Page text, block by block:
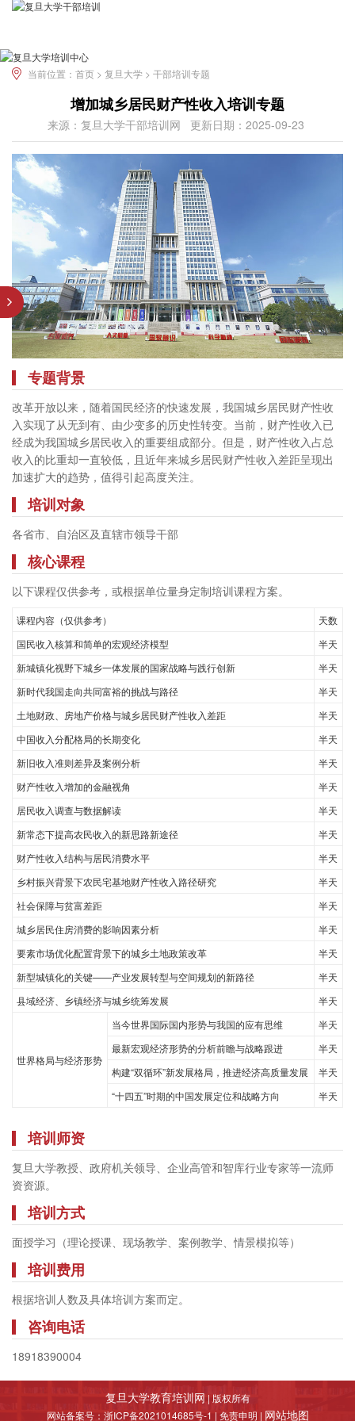
当前位置： 首页 > 复旦大学 > 干部培训专题
增加城乡居民财产性收入培训专题
来源：复旦大学干部培训网 更新日期：2025-09-23
专题背景
改革开放以来，随着国民经济的快速发展，我国城乡居民财产性收
入实现了从无到有、由少变多的历史性转变。当前，财产性收入已
经成为我国城乡居民收入的重要组成部分。但是，财产性收入占总
收入的比重却一直较低，且近年来城乡居民财产性收入差距呈现出
加速扩大的趋势，值得引起高度关注。
培训对象
各省市、自治区及直辖市领导干部
核心课程
以下课程仅供参考，或根据单位量身定制培训课程方案。
课程内容（仅供参考）
天数
国民收入核算和简单的宏观经济模型
半天
新城镇化视野下城乡一体发展的国家战略与践行创新
半天
新时代我国走向共同富裕的挑战与路径
半天
土地财政、房地产价格与城乡居民财产性收入差距
半天
中国收入分配格局的长期变化
半天
新旧收入准则差异及案例分析
半天
财产性收入增加的金融视角
半天
居民收入调查与数据解读
半天
新常态下提高农民收入的新思路新途径
半天
财产性收入结构与居民消费水平
半天
乡村振兴背景下农民宅基地财产性收入路径研究
半天
社会保障与贫富差距
半天
城乡居民住房消费的影响因素分析
半天
要素市场优化配置背景下的城乡土地政策改革
半天
新型城镇化的关键——产业发展转型与空间规划的新路径
半天
县域经济、乡镇经济与城乡统筹发展
半天
世界格局与经济形势
当今世界国际国内形势与我国的应有思维
半天
最新宏观经济形势的分析前瞻与战略跟进
半天
构建“双循环”新发展格局，推进经济高质量发展
半天
“十四五”时期的中国发展定位和战略方向
半天
培训师资
复旦大学教授、政府机关领导、企业高管和智库行业专家等一流师
资资源。
培训方式
面授学习（理论授课、现场教学、案例教学、情景模拟等）
培训费用
根据培训人数及具体培训方案而定。
咨询电话
18918390004
复旦大学教育培训网 | 版权所有
网站备案号：浙ICP备2021014685号-1 | 免责申明 | 网站地图